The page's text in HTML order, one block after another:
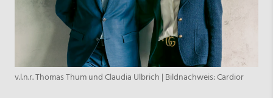
v.l.n.r. Thomas Thum und Claudia Ulbrich | Bildnachweis: Cardior